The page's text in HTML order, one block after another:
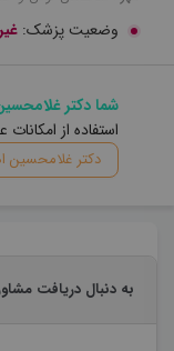
وضعیت پزشک:
شما دکتر
استفاده از
دکتر
به دنبال دریافت